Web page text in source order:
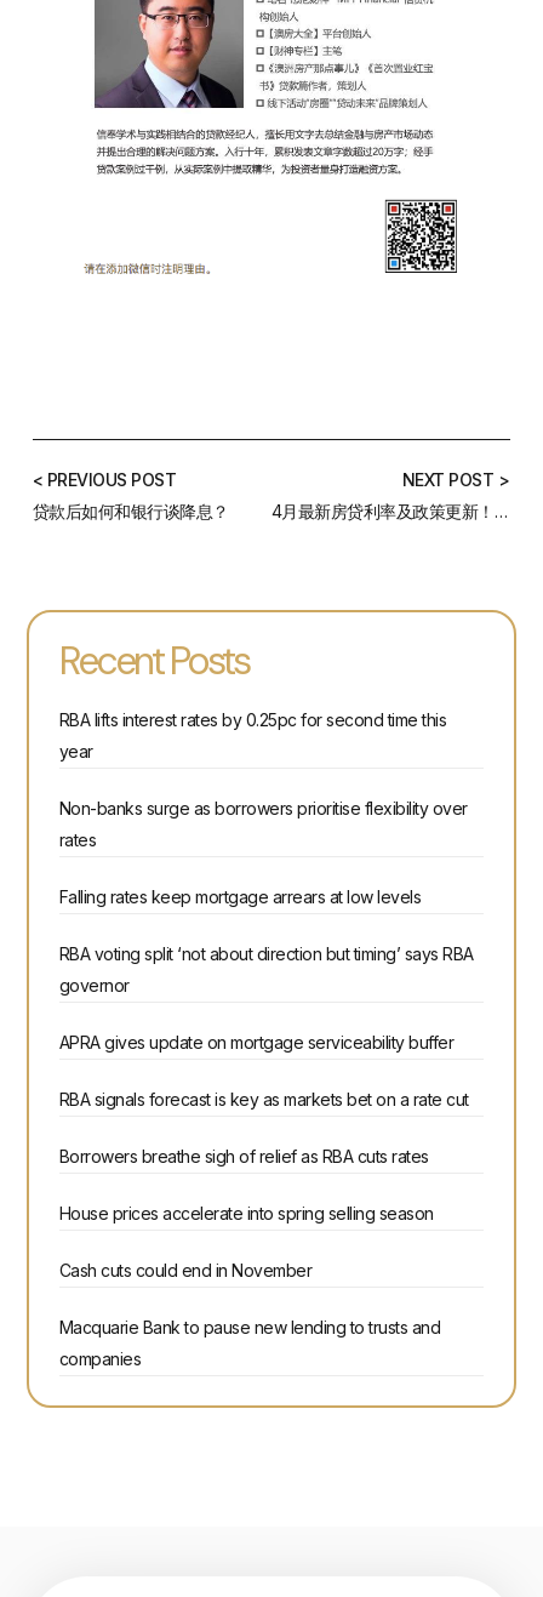
< PREVIOUS POST
贷款后如何和银行谈降息？
NEXT POST >
4月最新房贷利率及政策更新！不看可能会损失很多钱……丨财神原创183
Recent Posts
RBA lifts interest rates by 0.25pc for second time this
year
Non-banks surge as borrowers prioritise flexibility over
rates
Falling rates keep mortgage arrears at low levels
RBA voting split ‘not about direction but timing’ says RBA
governor
APRA gives update on mortgage serviceability buffer
RBA signals forecast is key as markets bet on a rate cut
Borrowers breathe sigh of relief as RBA cuts rates
House prices accelerate into spring selling season
Cash cuts could end in November
Macquarie Bank to pause new lending to trusts and
companies